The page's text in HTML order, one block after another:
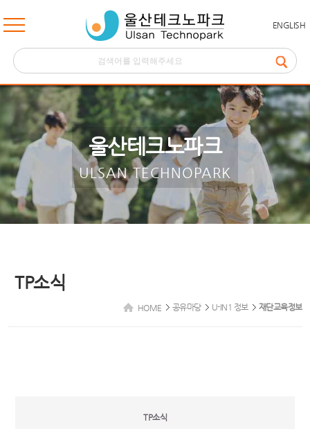
ENGLISH
울산테크노파크
ULSAN TECHNOPARK
TP소식
HOME 공유마당 U-IN1 정보 재단교육정보
TP소식